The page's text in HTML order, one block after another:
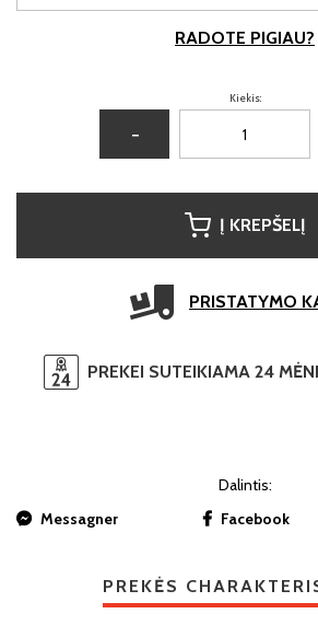
RADOTE PIGIAU?
Kiekis:
−
Į KREPŠELĮ
PRISTATYMO
PREKEI SUTEIKIAMA 24
Dalintis:
Messagner
Facebook
PREKĖS